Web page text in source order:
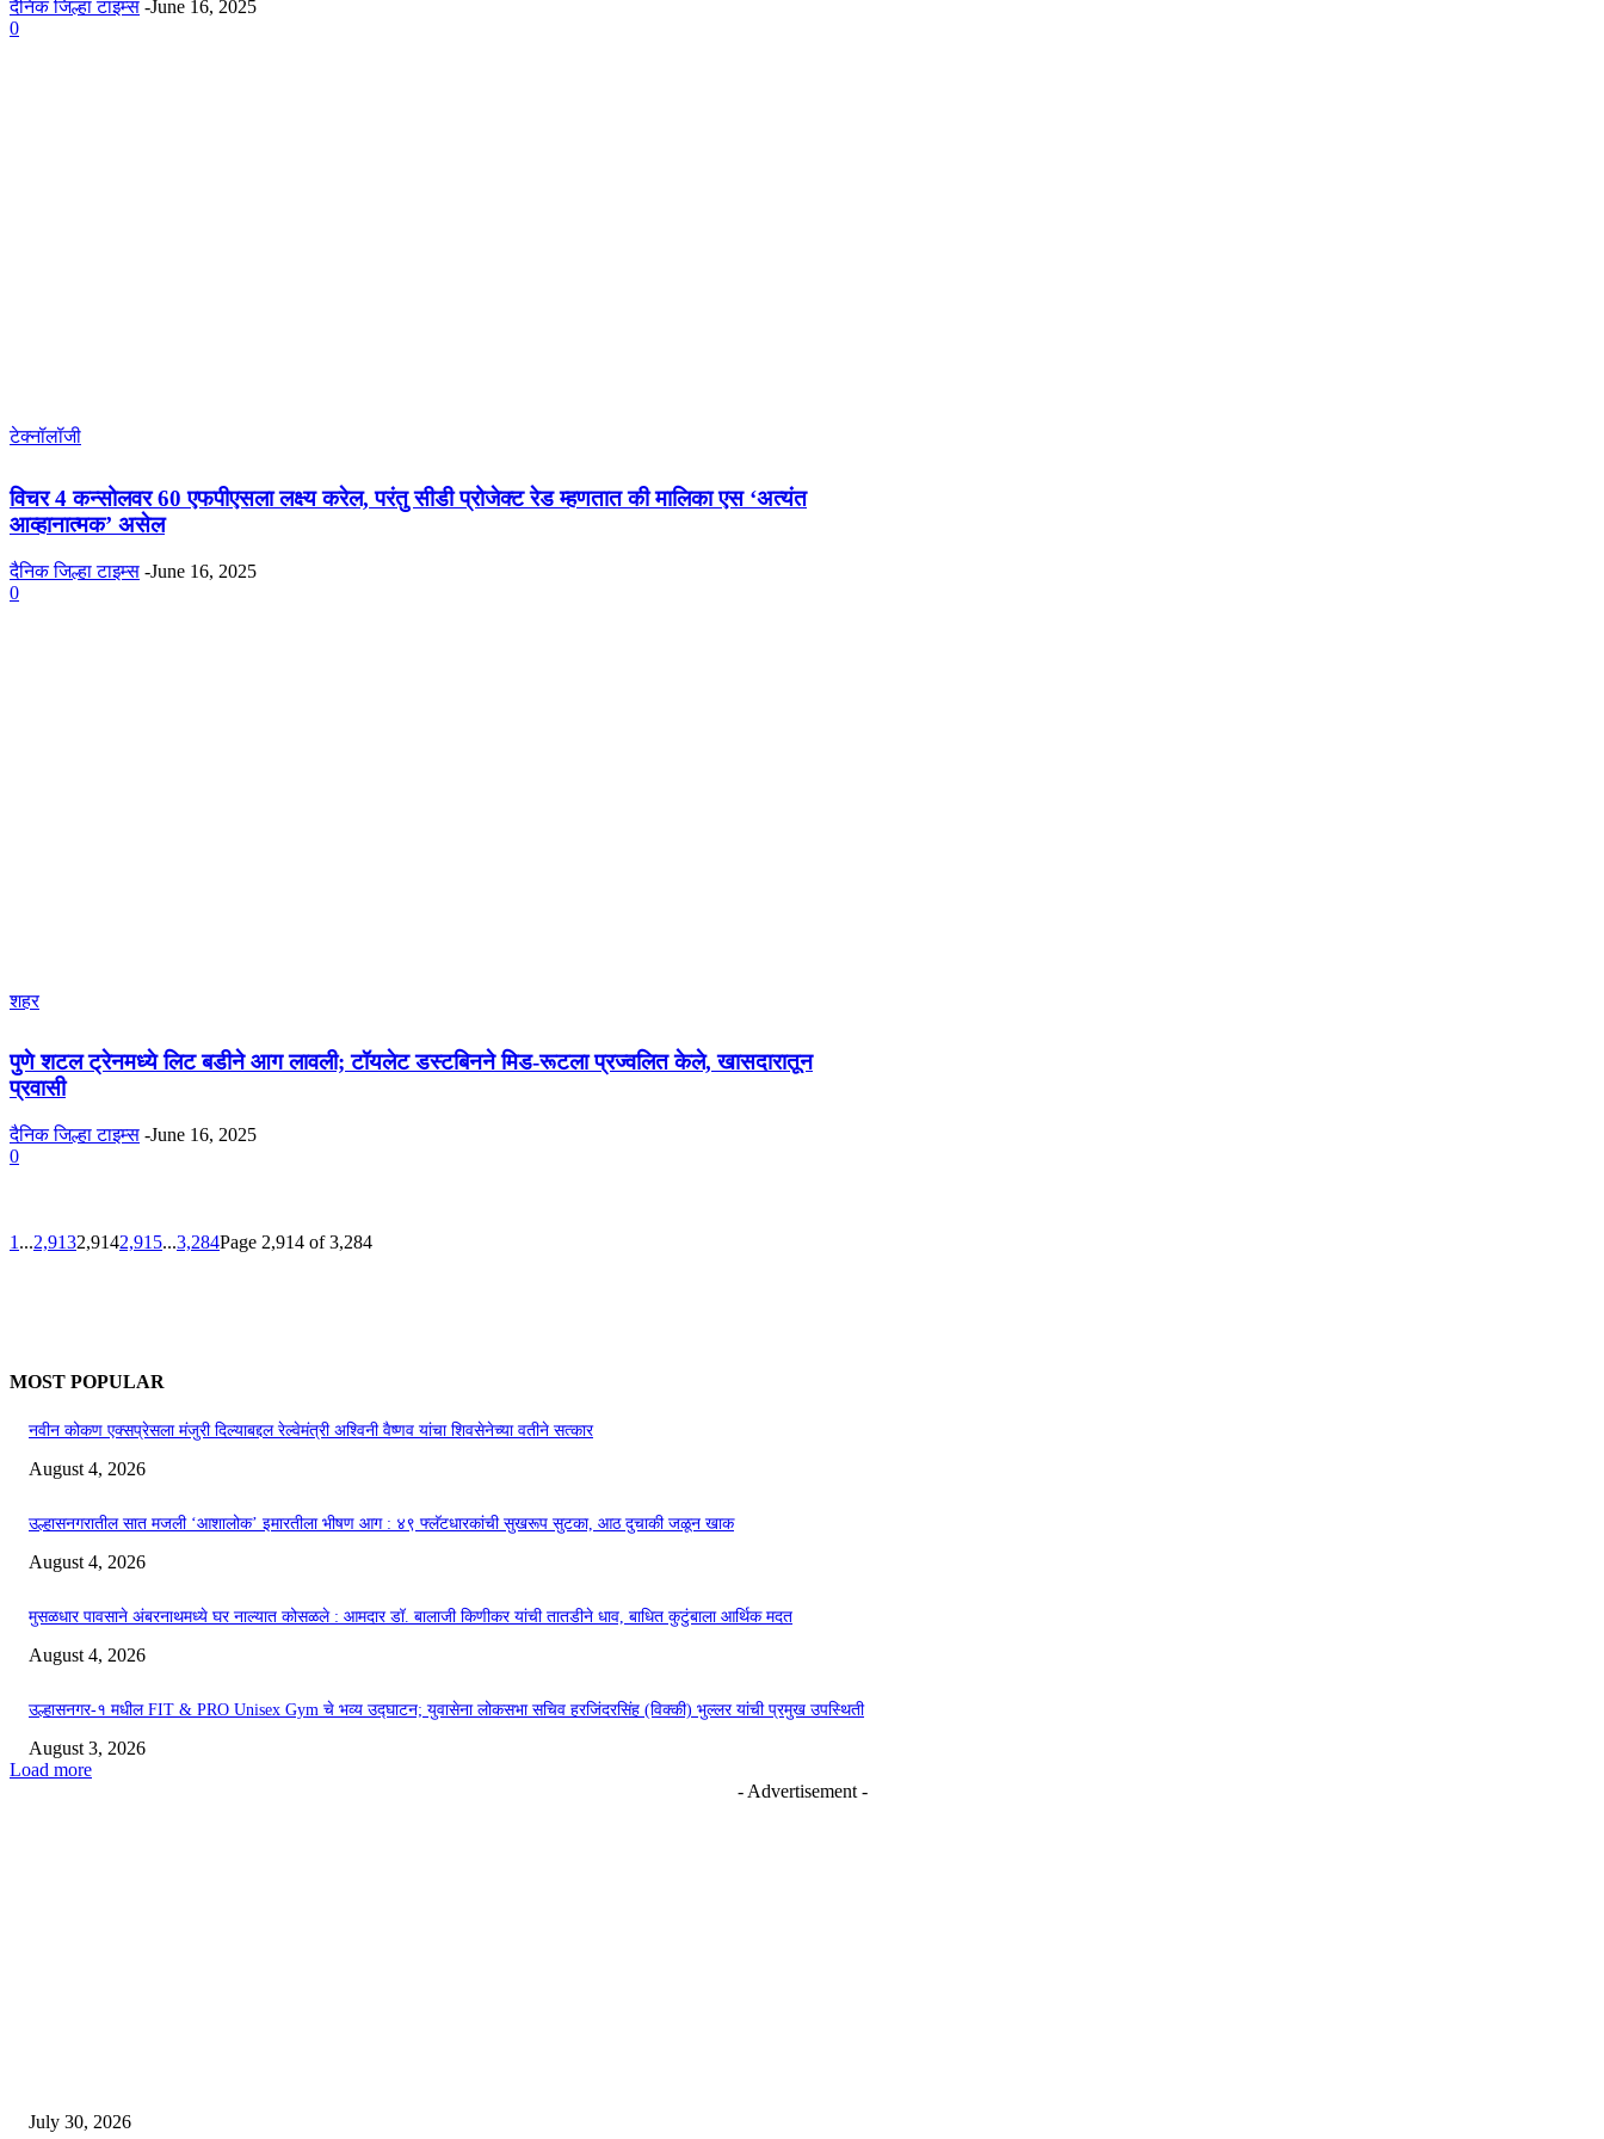
दैनिक जिल्हा टाइम्स -June 16, 2025
0
टेक्नॉलॉजी
विचर 4 कन्सोलवर 60 एफपीएसला लक्ष्य करेल, परंतु सीडी प्रोजेक्ट रेड म्हणतात की मालिका एस ‘अत्यंत
आव्हानात्मक’ असेल
दैनिक जिल्हा टाइम्स -June 16, 2025
0
शहर
पुणे शटल ट्रेनमध्ये लिट बडीने आग लावली; टॉयलेट डस्टबिनने मिड-रूटला प्रज्वलित केले, खासदारातून
प्रवासी
दैनिक जिल्हा टाइम्स -June 16, 2025
0
1 ...2,9132,9142,915...3,284Page 2,914 of 3,284
MOST POPULAR
नवीन कोकण एक्सप्रेसला मंजुरी दिल्याबद्दल रेल्वेमंत्री अश्विनी वैष्णव यांचा शिवसेनेच्या वतीने सत्कार
August 4, 2026
उल्हासनगरातील सात मजली ‘आशालोक’ इमारतीला भीषण आग : ४९ फ्लॅटधारकांची सुखरूप सुटका, आठ दुचाकी जळून खाक
August 4, 2026
मुसळधार पावसाने अंबरनाथमध्ये घर नाल्यात कोसळले : आमदार डॉ. बालाजी किणीकर यांची तातडीने धाव, बाधित कुटुंबाला आर्थिक मदत
August 4, 2026
उल्हासनगर-१ मधील FIT & PRO Unisex Gym चे भव्य उद्घाटन; युवासेना लोकसभा सचिव हरजिंदरसिंह (विक्की) भुल्लर यांची प्रमुख उपस्थिती
August 3, 2026
Load more
- Advertisement -
July 30, 2026